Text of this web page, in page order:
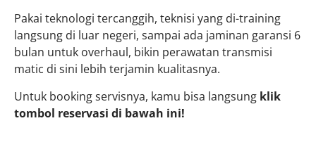
Pakai teknologi tercanggih, teknisi yang di-training
langsung di luar negeri, sampai ada jaminan garansi 6
bulan untuk overhaul, bikin perawatan transmisi
matic di sini lebih terjamin kualitasnya.
Untuk booking servisnya, kamu bisa langsung klik
tombol reservasi di bawah ini!